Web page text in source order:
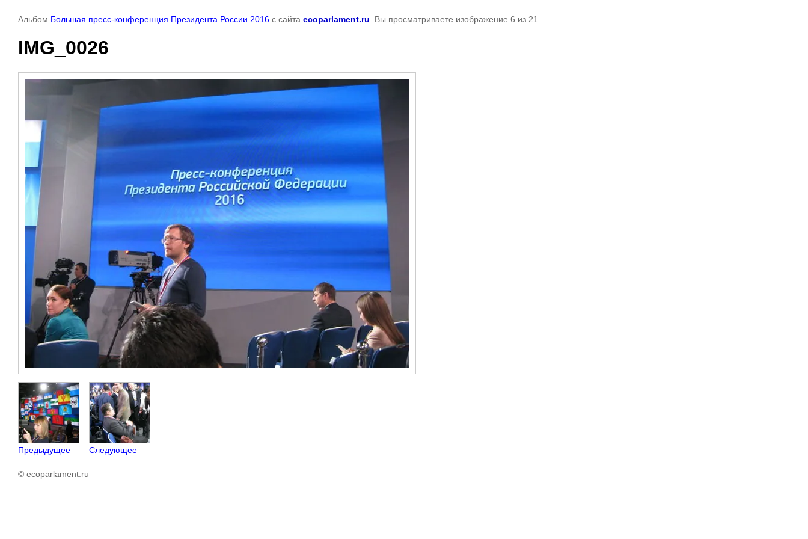
Альбом Большая пресс-конференция Президента России 2016 с сайта ecoparlament.ru . Вы просматриваете изображение 6 из 21
IMG_0026
Предыдущее Следующее
© ecoparlament.ru